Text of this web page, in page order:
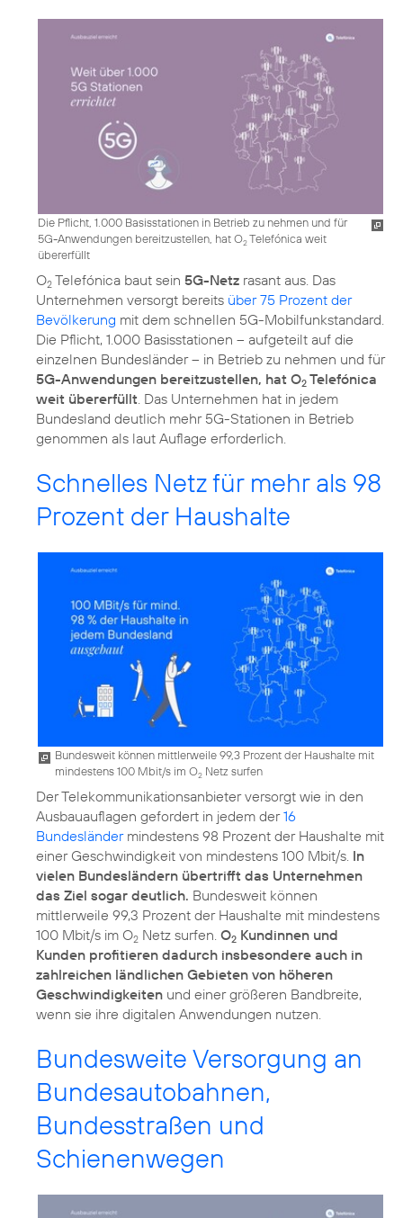
Die Pflicht, 1.000 Basisstationen in Betrieb zu nehmen und für
5G-Anwendungen bereitzustellen, hat O2Telefónica weit
übererfüllt
O2 Telefónica baut sein 5G-Netz rasant aus. Das
Unternehmen versorgt bereits über 75 Prozent der
Bevölkerung mit dem schnellen 5G-Mobilfunkstandard.
Die Pflicht, 1.000 Basisstationen – aufgeteilt auf die
einzelnen Bundesländer – in Betrieb zu nehmen und für
5G-Anwendungen bereitzustellen, hat O2 Telefónica
weit übererfüllt . Das Unternehmen hat in jedem
Bundesland deutlich mehr 5G-Stationen in Betrieb
genommen als laut Auflage erforderlich.
Schnelles Netz für mehr als 98
Prozent der Haushalte
Bundesweit können mittlerweile 99,3 Prozent der Haushalte mit
mindestens 100 Mbit/s im O2 Netz surfen
Der Telekommunikationsanbieter versorgt wie in den
Ausbauauflagen gefordert in jedem der16
Bundesländermindestens 98 Prozent der Haushalte mit
einer Geschwindigkeit von mindestens 100 Mbit/s. In
vielen Bundesländern übertrifft das Unternehmen
das Ziel sogar deutlich. Bundesweit können
mittlerweile 99,3 Prozent der Haushalte mit mindestens
100 Mbit/s im O2 Netz surfen. O2 Kundinnen und
Kunden profitieren dadurch insbesondere auch in
zahlreichen ländlichen Gebieten von höheren
Geschwindigkeiten und einer größeren Bandbreite,
wenn sie ihre digitalen Anwendungen nutzen.
Bundesweite Versorgung an
Bundesautobahnen,
Bundesstraßen und
Schienenwegen